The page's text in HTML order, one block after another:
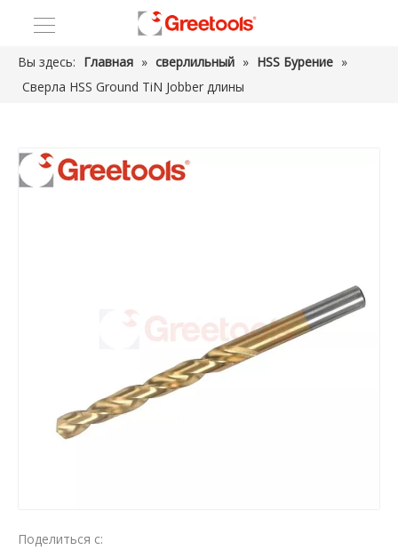
Вы здесь: Главная » сверлильный » HSS Бурение »
Сверла HSS Ground TiN Jobber длины
Поделиться с: